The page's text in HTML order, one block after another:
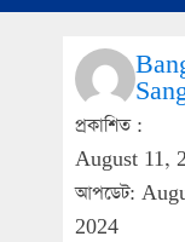
প্রকাশিত :
August 11,
আপডেট:
2024